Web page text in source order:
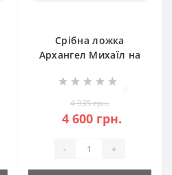
Срібна ложка
Архангел Михаїл на
БР-0052981
4 935 грн.
4 600 грн.
- +